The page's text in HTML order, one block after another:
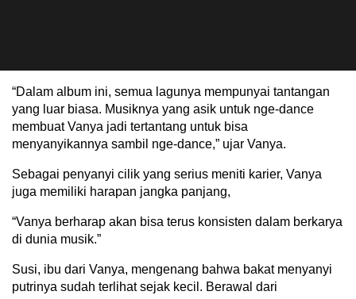
“Dalam album ini, semua lagunya mempunyai tantangan
yang luar biasa. Musiknya yang asik untuk nge-dance
membuat Vanya jadi tertantang untuk bisa
menyanyikannya sambil nge-dance,” ujar Vanya.
Sebagai penyanyi cilik yang serius meniti karier, Vanya
juga memiliki harapan jangka panjang,
“Vanya berharap akan bisa terus konsisten dalam berkarya
di dunia musik.”
Susi, ibu dari Vanya, mengenang bahwa bakat menyanyi
putrinya sudah terlihat sejak kecil. Berawal dari